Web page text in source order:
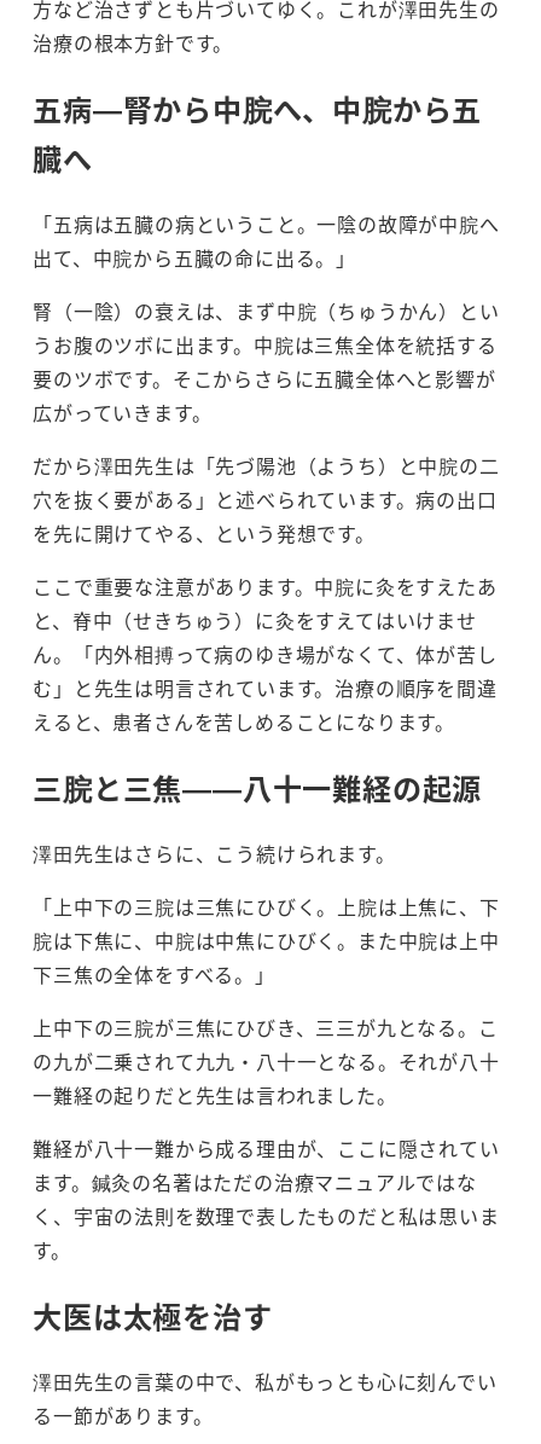
方など治さずとも片づいてゆく。これが澤田先生の
治療の根本方針です。
五病—腎から中脘へ、中脘から五
臓へ
「五病は五臓の病ということ。一陰の故障が中脘へ
出て、中脘から五臓の命に出る。」
腎（一陰）の衰えは、まず中脘（ちゅうかん）とい
うお腹のツボに出ます。中脘は三焦全体を統括する
要のツボです。そこからさらに五臓全体へと影響が
広がっていきます。
だから澤田先生は「先づ陽池（ようち）と中脘の二
穴を抜く要がある」と述べられています。病の出口
を先に開けてやる、という発想です。
ここで重要な注意があります。中脘に灸をすえたあ
と、脊中（せきちゅう）に灸をすえてはいけませ
ん。「内外相搏って病のゆき場がなくて、体が苦し
む」と先生は明言されています。治療の順序を間違
えると、患者さんを苦しめることになります。
三脘と三焦——八十一難経の起源
澤田先生はさらに、こう続けられます。
「上中下の三脘は三焦にひびく。上脘は上焦に、下
脘は下焦に、中脘は中焦にひびく。また中脘は上中
下三焦の全体をすべる。」
上中下の三脘が三焦にひびき、三三が九となる。こ
の九が二乗されて九九・八十一となる。それが八十
一難経の起りだと先生は言われました。
難経が八十一難から成る理由が、ここに隠されてい
ます。鍼灸の名著はただの治療マニュアルではな
く、宇宙の法則を数理で表したものだと私は思いま
す。
大医は太極を治す
澤田先生の言葉の中で、私がもっとも心に刻んでい
る一節があります。